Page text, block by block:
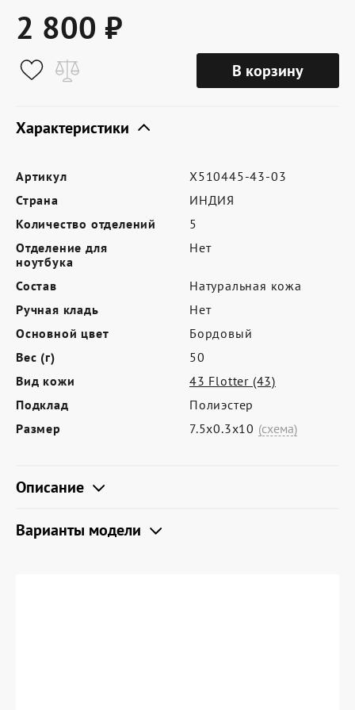
О компании
Условия доставки
Сертификат Dr.Koffer
Где купить
Партнерам
Контакты
Программа лояльности
Политика обработки персональных
данных
2 800 ₽
В корзину
Характеристики
Артикул
X510445-43-03
Страна
ИНДИЯ
Количество отделений
5
Отделение для
ноутбука
Нет
Состав
Натуральная кожа
Ручная кладь
Нет
Основной цвет
Бордовый
Вес (г)
50
Вид кожи
43 Flotter (43)
Подклад
Полиэстер
Размер
7.5х0.3х10 (схема)
Описание
Варианты модели